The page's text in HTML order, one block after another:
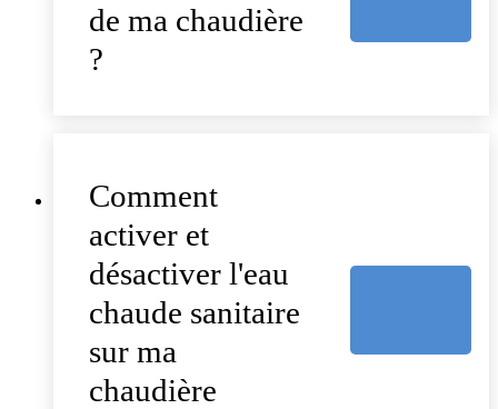
de ma chaudière
?
Comment
activer et
désactiver l'eau
chaude sanitaire
sur ma
chaudière